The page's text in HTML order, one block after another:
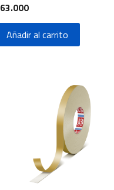
63.000
Añadir al carrito